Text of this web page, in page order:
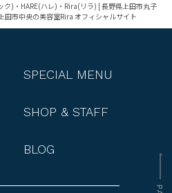
)・HARE(ハレ)・Rira(リラ) | 長野県上田市丸子
田市中央の美容室Rira オフィシャルサイト
SPECIAL MENU
SHOP & STAFF
BLOG